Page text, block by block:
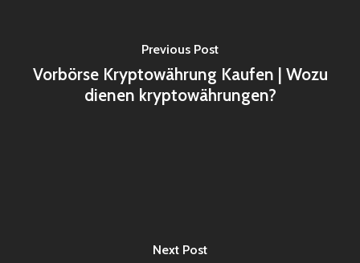
Previous Post
Vorbörse Kryptowährung Kaufen | Wozu
dienen kryptowährungen?
Next Post